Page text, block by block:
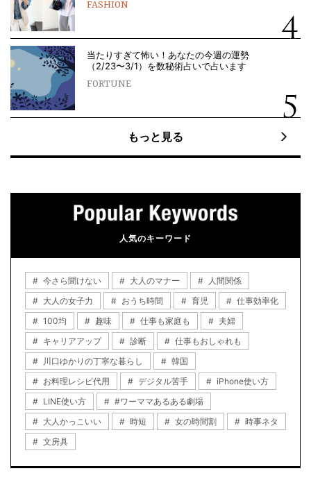
FASHION
当たりすぎて怖い！あなたの今週の運勢
（2/23〜3/1）を数秘術占いで占います
FORTUNE
もっと見る
人気のキーワード
今さら聞けない 大人のマナー
人間関係
大人の女子力
おうち時間 育児
仕事効率化
100均
趣味 仕事も家庭も
夫婦
キャリアアップ
診断
仕事もおしゃれも
川口ゆかりの丁寧な暮らし
韓国
お料理レシピ代用
デジタル苦手
iPhone使い方
LINE使い方
#ワーママあるある劇場
大人かっこいい
時短 女の時間割
時事ネタ
文房具